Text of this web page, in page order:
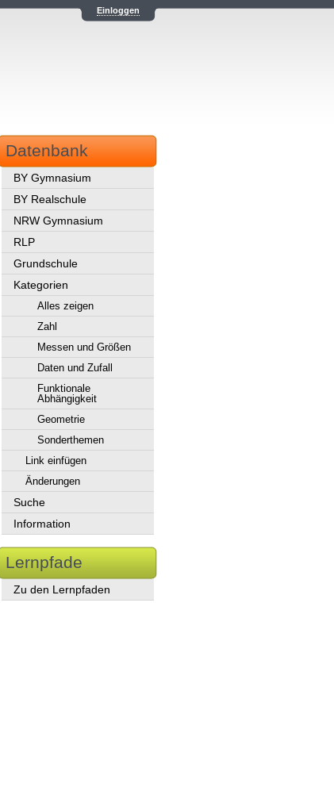
Einloggen
Datenbank
BY Gymnasium
BY Realschule
NRW Gymnasium
RLP
Grundschule
Kategorien
Alles zeigen
Zahl
Messen und Größen
Daten und Zufall
Funktionale
Abhängigkeit
Geometrie
Sonderthemen
Link einfügen
Änderungen
Suche
Information
Lernpfade
Zu den Lernpfaden